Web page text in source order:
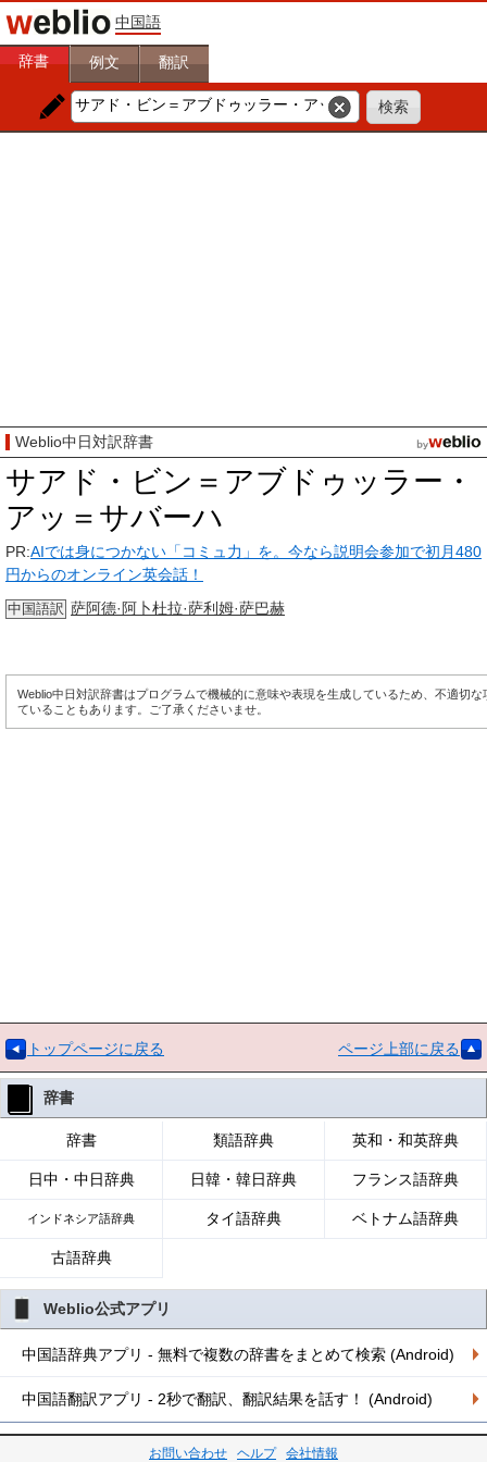
中国語
辞書 例文 翻訳
Weblio中日対訳辞書
サアド・ビン＝アブドゥッラー・
アッ＝サバーハ
PR:AIでは身につかない「コミュ力」を。今なら説明会参加で初月480
円からのオンライン英会話！
中国語訳 萨阿德·阿卜杜拉·萨利姆·萨巴赫
Weblio中日対訳辞書はプログラムで機械的に意味や表現を生成しているため、不適切な
ていることもあります。ご了承くださいませ。
トップページに戻る ページ上部に戻る
辞書
辞書 類語辞典 英和・和英辞典
日中・中日辞典 日韓・韓日辞典 フランス語辞典
インドネシア語辞典 タイ語辞典 ベトナム語辞典
古語辞典
Weblio公式アプリ
中国語辞典アプリ - 無料で複数の辞書をまとめて検索 (Android)
中国語翻訳アプリ - 2秒で翻訳、翻訳結果を話す！ (Android)
お問い合わせ ヘルプ 会社情報